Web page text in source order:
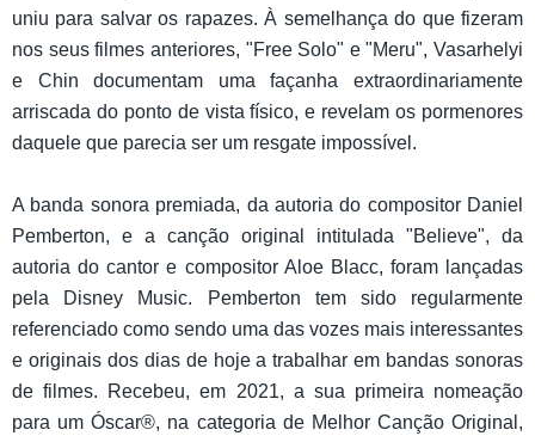
uniu para salvar os rapazes. À semelhança do que fizeram
nos seus filmes anteriores, "Free Solo" e "Meru", Vasarhelyi
e Chin documentam uma façanha extraordinariamente
arriscada do ponto de vista físico, e revelam os pormenores
daquele que parecia ser um resgate impossível.
A banda sonora premiada, da autoria do compositor Daniel
Pemberton, e a canção original intitulada "Believe", da
autoria do cantor e compositor Aloe Blacc, foram lançadas
pela Disney Music. Pemberton tem sido regularmente
referenciado como sendo uma das vozes mais interessantes
e originais dos dias de hoje a trabalhar em bandas sonoras
de filmes. Recebeu, em 2021, a sua primeira nomeação
para um Óscar®, na categoria de Melhor Canção Original,